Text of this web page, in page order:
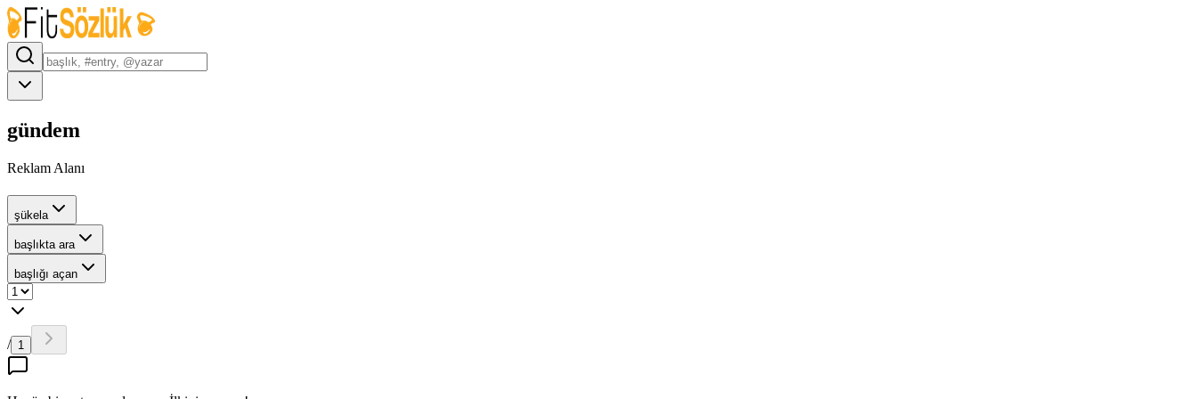
gündem
Reklam Alanı
şükela
başlıkta ara
başlığı açan
/ 1